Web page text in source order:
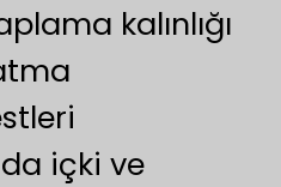
kalınlığı
içki ve